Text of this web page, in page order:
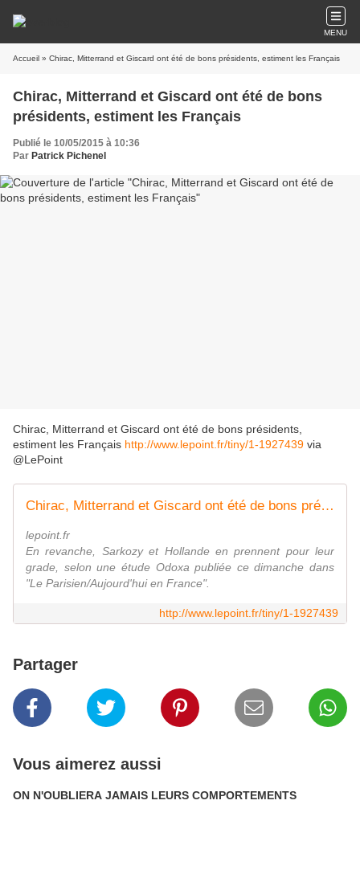
MENU
Accueil » Chirac, Mitterrand et Giscard ont été de bons présidents, estiment les Français
Chirac, Mitterrand et Giscard ont été de bons
présidents, estiment les Français
Publié le 10/05/2015 à 10:36
Par Patrick Pichenel
Chirac, Mitterrand et Giscard ont été de bons présidents,
estiment les Français http://www.lepoint.fr/tiny/1-1927439 via
@LePoint
Chirac, Mitterrand et Giscard ont été de bons présidents, estiment les Français
lepoint.fr
En revanche, Sarkozy et Hollande en prennent pour leur
grade, selon une étude Odoxa publiée ce dimanche dans
"Le Parisien/Aujourd'hui en France".
http://www.lepoint.fr/tiny/1-1927439
Partager
Vous aimerez aussi
ON N'OUBLIERA JAMAIS LEURS COMPORTEMENTS